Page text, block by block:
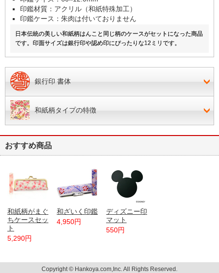
印鑑材質：アクリル（和紙特殊加工）
印鑑ケース：朱肉は付いておりません
日本伝統の美しい和紙柄はんこと同じ柄のケースがセットになった商品
です。印面サイズは銀行印や認め印にぴったりな12ミリです。
銀行印 書体
和紙柄タイプの特徴
おすすめ商品
和紙柄がまぐ
ちケースセッ
ト
5,290円
和ざいく印鑑
4,950円
ディズニー印
マット
550円
Copyright © Hankoya.com,Inc. All Rights Reserved.